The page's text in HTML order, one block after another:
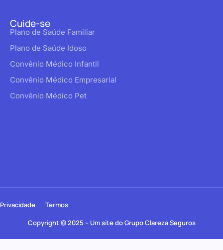
Cuide-se
Plano de Saúde Familiar
Plano de Saúde Idoso
Convênio Médico Infantil
Convênio Médico Empresarial
Convênio Médico Pet
Copyright © 2025 – Um site do Grupo Clareza Seguros
Privacidade Termos